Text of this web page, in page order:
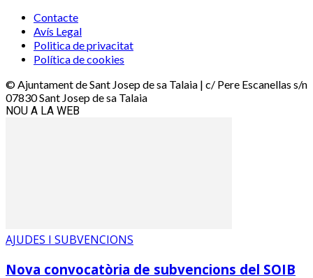
Contacte
Avís Legal
Politica de privacitat
Política de cookies
© Ajuntament de Sant Josep de sa Talaia | c/ Pere Escanellas s/n
07830 Sant Josep de sa Talaia
NOU A LA WEB
AJUDES I SUBVENCIONS
Nova convocatòria de subvencions del SOIB